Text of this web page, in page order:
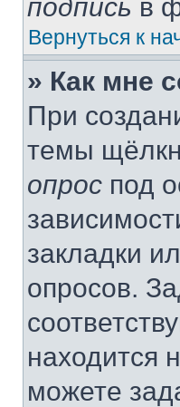
подпись в
Вернуться к
» Как мне
При
темы
опрос под
закладки
опросов.
находится
можете